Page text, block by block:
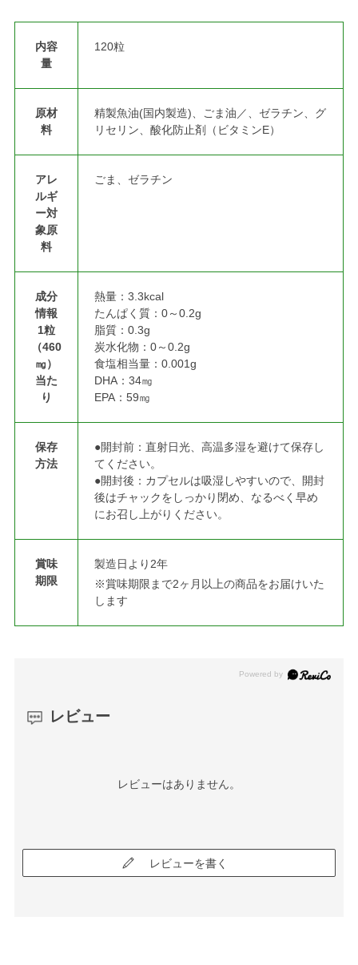
内容
量
120粒
原材
料
精製魚油(国内製造)、ごま油／、ゼラチン、グ
リセリン、酸化防止剤（ビタミンE）
アレ
ルギ
ー対
象原
料
ごま、ゼラチン
成分
情報
1粒
（460
㎎）
当た
り
熱量：3.3kcal
たんぱく質：0～0.2g
脂質：0.3g
炭水化物：0～0.2g
食塩相当量：0.001g
DHA：34㎎
EPA：59㎎
保存
方法
●開封前：直射日光、高温多湿を避けて保存し
てください。
●開封後：カプセルは吸湿しやすいので、開封
後はチャックをしっかり閉め、なるべく早め
にお召し上がりください。
賞味
期限
製造日より2年
※賞味期限まで2ヶ月以上の商品をお届けいた
します
レビュー
レビューはありません。
レビューを書く